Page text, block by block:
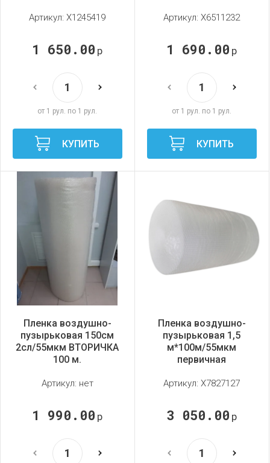
Артикул: X1245419
1 650.00 р
от 1 рул. по 1 рул.
КУПИТЬ
Артикул: X6511232
1 690.00 р
от 1 рул. по 1 рул.
КУПИТЬ
Пленка воздушно-
пузырьковая 150см
2сл/55мкм ВТОРИЧКА
100 м.
Артикул: нет
1 990.00 р
Пленка воздушно-
пузырьковая 1,5
м*100м/55мкм
первичная
Артикул: X7827127
3 050.00 р